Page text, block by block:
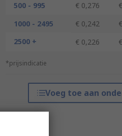
500 - 995
€ 0,276
1000 - 2495
€ 0,242
2500 +
€ 0,226
*prijsindicatie
Voeg toe aan